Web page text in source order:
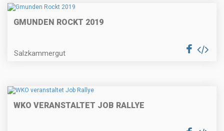
GMUNDEN ROCKT 2019
Salzkammergut
WKO VERANSTALTET JOB RALLYE